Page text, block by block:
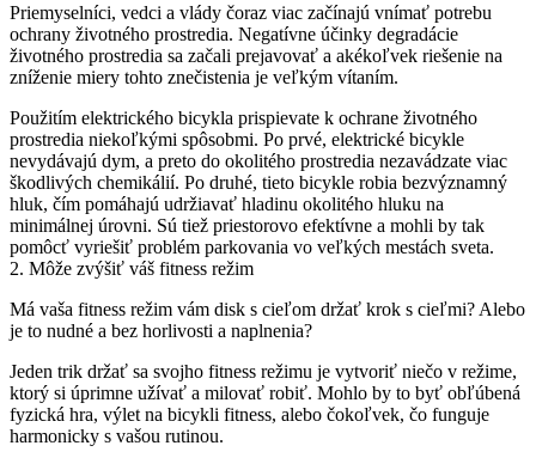
Priemyselníci, vedci a vlády čoraz viac začínajú vnímať potrebu
ochrany životného prostredia. Negatívne účinky degradácie
životného prostredia sa začali prejavovať a akékoľvek riešenie na
zníženie miery tohto znečistenia je veľkým vítaním.
Použitím elektrického bicykla prispievate k ochrane životného
prostredia niekoľkými spôsobmi. Po prvé, elektrické bicykle
nevydávajú dym, a preto do okolitého prostredia nezavádzate viac
škodlivých chemikálií. Po druhé, tieto bicykle robia bezvýznamný
hluk, čím pomáhajú udržiavať hladinu okolitého hluku na
minimálnej úrovni. Sú tiež priestorovo efektívne a mohli by tak
pomôcť vyriešiť problém parkovania vo veľkých mestách sveta.
2. Môže zvýšiť váš fitness režim
Má vaša fitness režim vám disk s cieľom držať krok s cieľmi? Alebo
je to nudné a bez horlivosti a naplnenia?
Jeden trik držať sa svojho fitness režimu je vytvoriť niečo v režime,
ktorý si úprimne užívať a milovať robiť. Mohlo by to byť obľúbená
fyzická hra, výlet na bicykli fitness, alebo čokoľvek, čo funguje
harmonicky s vašou rutinou.